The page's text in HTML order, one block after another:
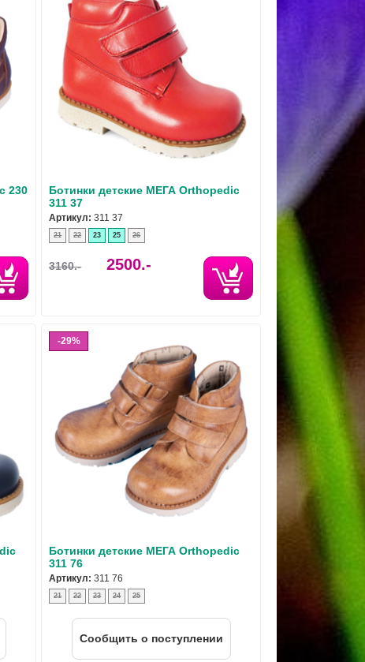
230
Ботинки детские МЕГА Orthopedic
311 37
Артикул: 311 37
21 22 23 25 26
3160.- 2500.-
29%
Ботинки детские МЕГА Orthopedic
311 76
Артикул: 311 76
21 22 23 24 25
Cообщить о поступлении